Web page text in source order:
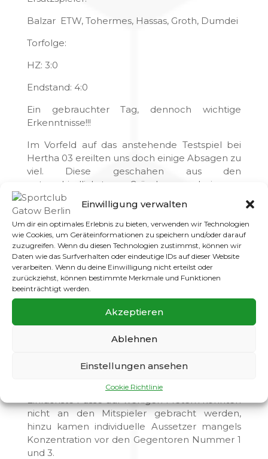
Einwilligung verwalten
Um dir ein optimales Erlebnis zu bieten, verwenden wir Technologien
wie Cookies, um Geräteinformationen zu speichern und/oder darauf
zuzugreifen. Wenn du diesen Technologien zustimmst, können wir
Daten wie das Surfverhalten oder eindeutige IDs auf dieser Website
verarbeiten. Wenn du deine Einwilligung nicht erteilst oder
zurückziehst, können bestimmte Merkmale und Funktionen
beeinträchtigt werden.
Akzeptieren
Ablehnen
Einstellungen ansehen
Cookie Richtlinie
Balzar ETW, Tohermes, Hassas, Groth, Dumdei
Torfolge:
HZ: 3:0
Endstand: 4:0
Ein gebrauchter Tag, dennoch wichtige
Erkenntnisse!!!
Im Vorfeld auf das anstehende Testspiel bei
Hertha 03 ereilten uns doch einige Absagen zu
viel. Diese geschahen aus den
unterschiedlichsten Gründen, wobei aus
meiner Sicht nicht alle nachvollziehbar waren.
Leider gehört auch das zum Alltag im
Amateurbereich. Wenn man eine
Mannschaftssportart betreibt, dann sollte sich
jeder im Klaren sein, dass dazu auch Zeit
mitzubringen ist.
Die vielen Spielerausfälle sollen aber keine
Ausrede für den Ausgang der Partie darstellen.
Wir befinden uns in der Testspielphase, daher
bieten sich in solchen Situationen eben auch
Chancen für andere Spieler sich zu beweisen.
Leider musste festgestellt werden, dass es ein
gebrauchter Tag für einige Personen war.
Einfachste Pässe auf wenigen Metern konnten
nicht an den Mitspieler gebracht werden,
hinzu kamen individuelle Aussetzer mangels
Konzentration vor den Gegentoren Nummer 1
und 3.